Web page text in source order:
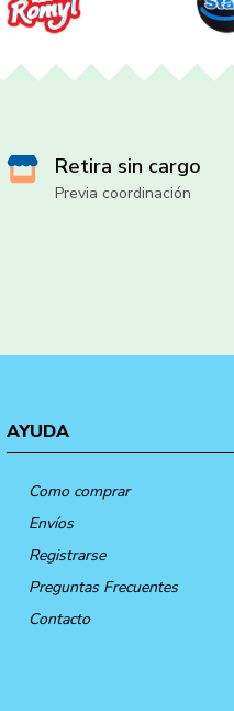
Retira sin cargo
Previa coordinación
AYUDA
Como comprar
Envíos
Registrarse
Preguntas Frecuentes
Contacto